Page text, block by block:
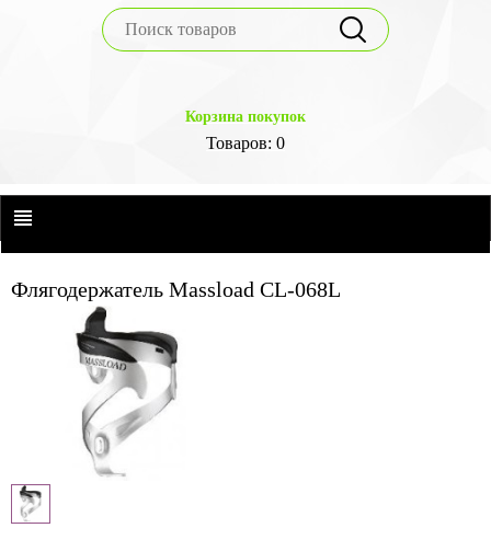
Корзина покупок
Товаров: 0
Флягодержатель Massload CL-068L